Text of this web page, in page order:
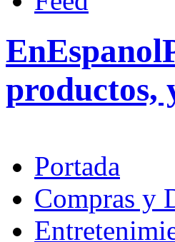
productos,
Portada
Compras y